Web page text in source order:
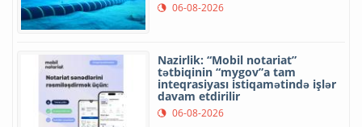
06-08-2026
Nazirlik: “Mobil notariat”
tətbiqinin “mygov”a tam
inteqrasiyası istiqamətində işlər
davam etdirilir
06-08-2026